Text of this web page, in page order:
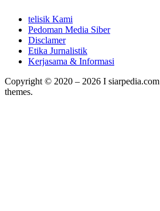
telisik Kami
Pedoman Media Siber
Disclamer
Etika Jurnalistik
Kerjasama & Informasi
Copyright © 2020 – 2026 I siarpedia.com
themes.